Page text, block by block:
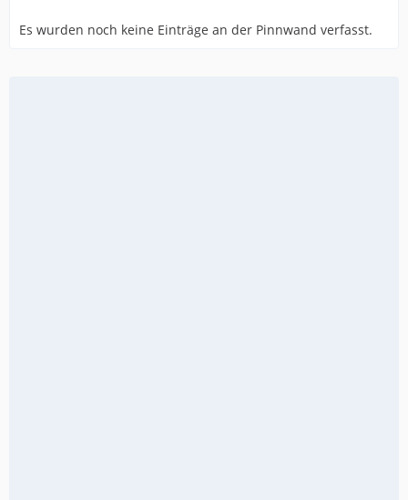
Es wurden noch keine Einträge an der Pinnwand verfasst.